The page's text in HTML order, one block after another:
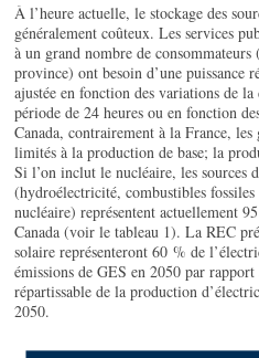
À l’heure actuelle, le stockage des
généralement coûteux. Les services
à un grand nombre de consommateurs
province) ont besoin d’une puissance
ajustée en fonction des variations de la
période de 24 heures ou en fonction
Canada, contrairement à la France,
limités à la production de base; la
Si l’on inclut le nucléaire, les sources
(hydroélectricité, combustibles
nucléaire) représentent actuellement
Canada (voir le tableau 1). La REC
solaire représenteront 60 % de
émissions de GES en 2050 par
répartissable de la production
2050.